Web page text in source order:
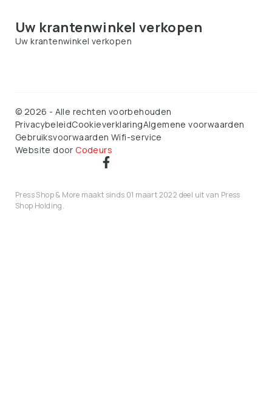
Uw krantenwinkel verkopen
Uw krantenwinkel verkopen
© 2026 - Alle rechten voorbehouden
PrivacybeleidCookieverklaringAlgemene voorwaarden
Gebruiksvoorwaarden Wifi-service
Website door Codeurs
Press Shop & More maakt sinds 01 maart 2022 deel uit van Press
Shop Holding.